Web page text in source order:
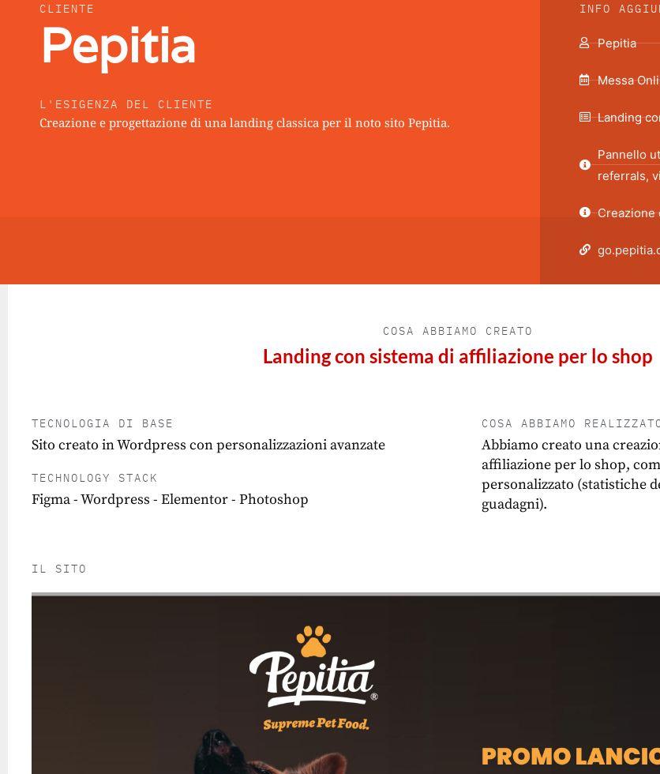
CLIENTE
Pepitia
L'ESIGENZA DEL CLIENTE
Creazione e progettazione di una landing classica per il noto sito Pepitia.
INFO
Pepitia
Messa
Landing
Pannello
referrals,
Creazione
COSA ABBIAMO CREATO
Landing con sistema di affiliazione per lo shop
TECNOLOGIA DI BASE
Sito creato in Wordpress con personalizzazioni avanzate
TECHNOLOGY STACK
Figma - Wordpress - Elementor - Photoshop
COSA ABBIAMO
Abbiamo creato una
affiliazione per lo shop,
personalizzato (statistiche
guadagni).
IL SITO